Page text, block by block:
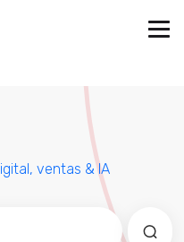
ventas & IA
con una función de